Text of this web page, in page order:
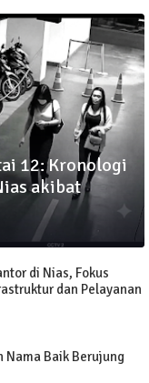
12: Kronologi
akibat
di Nias, Fokus
dan Pelayanan
Nama Baik Berujung